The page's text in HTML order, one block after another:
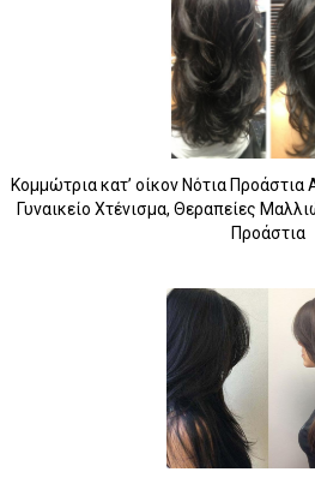
Κομμώτρια κατ’ οίκον Νότια Προάστια
Γυναικείο Χτένισμα, Θεραπείες
Προάστια